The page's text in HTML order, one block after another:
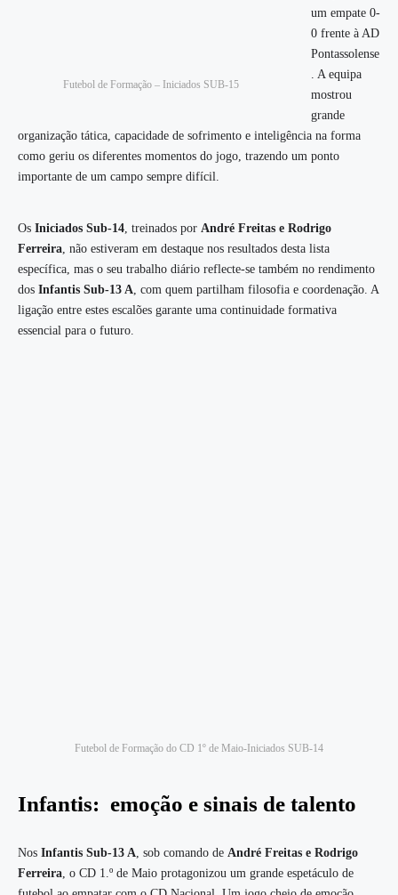
Futebol de Formação – Iniciados SUB-15
um empate 0-
0 frente à AD
Pontassolense
. A equipa
mostrou
grande
organização tática, capacidade de sofrimento e inteligência na forma
como geriu os diferentes momentos do jogo, trazendo um ponto
importante de um campo sempre difícil.
Os Iniciados Sub-14 , treinados por André Freitas e Rodrigo
Ferreira , não estiveram em destaque nos resultados desta lista
específica, mas o seu trabalho diário reflecte-se também no rendimento
dos Infantis Sub-13 A , com quem partilham filosofia e coordenação. A
ligação entre estes escalões garante uma continuidade formativa
essencial para o futuro.
Futebol de Formação do CD 1º de Maio-Iniciados SUB-14
Infantis: emoção e sinais de talento
Nos Infantis Sub-13 A , sob comando de André Freitas e Rodrigo
Ferreira , o CD 1.º de Maio protagonizou um grande espetáculo de